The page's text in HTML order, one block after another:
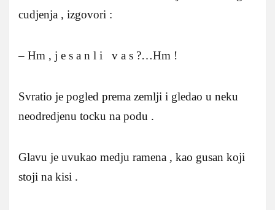
cudjenja , izgovori :
– Hm , j e s a n l i v a s ?…Hm !
Svratio je pogled prema zemlji i gledao u neku
neodredjenu tocku na podu .
Glavu je uvukao medju ramena , kao gusan koji
stoji na kisi .